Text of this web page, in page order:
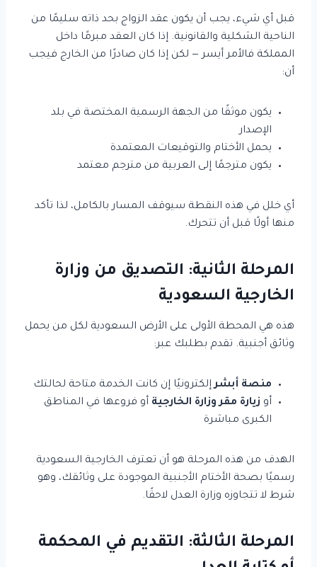
قبل أي شيء، يجب أن يكون عقد الزواج بحد ذاته سليمًا من
الناحية الشكلية والقانونية. إذا كان العقد مبرمًا داخل
المملكة فالأمر أيسر — لكن إذا كان صادرًا من الخارج فيجب
أن:
يكون موثقًا من الجهة الرسمية المختصة في بلد
الإصدار
يحمل الأختام والتوقيعات المعتمدة
يكون مترجمًا إلى العربية من مترجم معتمد
أي خلل في هذه النقطة سيوقف المسار بالكامل، لذا تأكد
منها أولًا قبل أن تتحرك.
المرحلة الثانية: التصديق من وزارة
الخارجية السعودية
هذه هي المحطة الأولى على الأرض السعودية لكل من يحمل
وثائق أجنبية. تقدم بطلبك عبر:
منصة أبشرإلكترونيًا إن كانت الخدمة متاحة لحالتك
أو زيارة مقر وزارة الخارجية أو فروعها في المناطق
الكبرى مباشرة
الهدف من هذه المرحلة هو أن تعترف الخارجية السعودية
رسميًا بصحة الأختام الأجنبية الموجودة على وثائقك، وهو
شرط لا تتجاوزه وزارة العدل لاحقًا.
المرحلة الثالثة: التقديم في المحكمة